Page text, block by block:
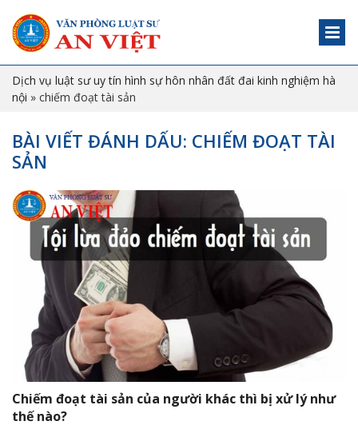
Dịch vụ luật sư uy tín hình sự hôn nhân đất đai kinh nghiệm hà
nội » chiếm đoạt tài sản
BÀI VIẾT ĐÁNH DẤU: CHIẾM ĐOẠT TÀI
SẢN
Chiếm đoạt tài sản của người khác thì bị xử lý như
thế nào?